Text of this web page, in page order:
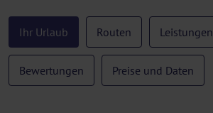
Ihr Urlaub Routen Leistungen
Bewertungen Preise und Daten